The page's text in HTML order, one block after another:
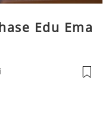
Edu Ema